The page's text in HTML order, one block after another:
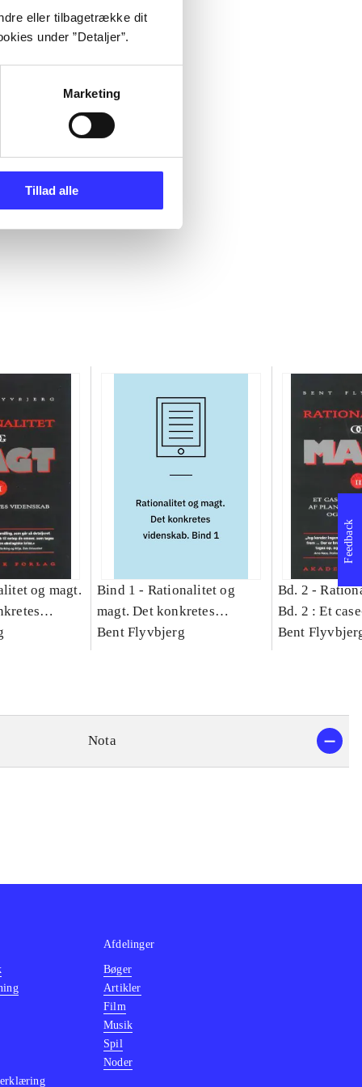
eller tilbagetrække dit
under ”Detaljer”.
Marketing
Tillad alle
og magt.
Bind 1 - Rationalitet og
magt. Det konkretes
videnskab. Bind 1
Bent Flyvbjerg
Bd. 2 -
Bd. 2 : Et
studie af
Bent
Nota
Feedback
Afdelinger
Bøger
Artikler
Film
Musik
Spil
Noder